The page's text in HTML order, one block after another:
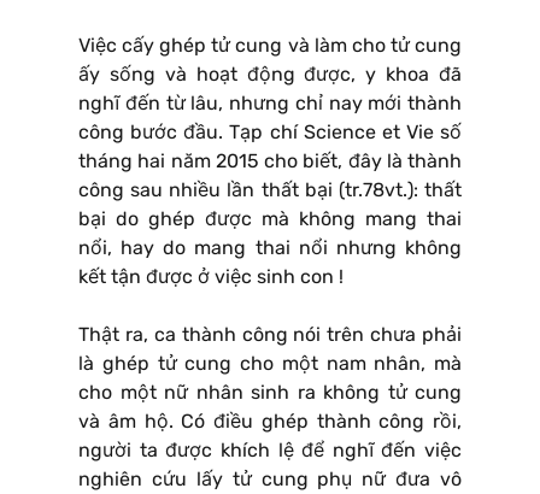
Việc cấy ghép tử cung và làm cho tử cung
ấy sống và hoạt động được, y khoa đã
nghĩ đến từ lâu, nhưng chỉ nay mới thành
công bước đầu. Tạp chí Science et Vie số
tháng hai năm 2015 cho biết, đây là thành
công sau nhiều lần thất bại (tr.78vt.): thất
bại do ghép được mà không mang thai
nổi, hay do mang thai nổi nhưng không
kết tận được ở việc sinh con !
Thật ra, ca thành công nói trên chưa phải
là ghép tử cung cho một nam nhân, mà
cho một nữ nhân sinh ra không tử cung
và âm hộ. Có điều ghép thành công rồi,
người ta được khích lệ để nghĩ đến việc
nghiên cứu lấy tử cung phụ nữ đưa vô